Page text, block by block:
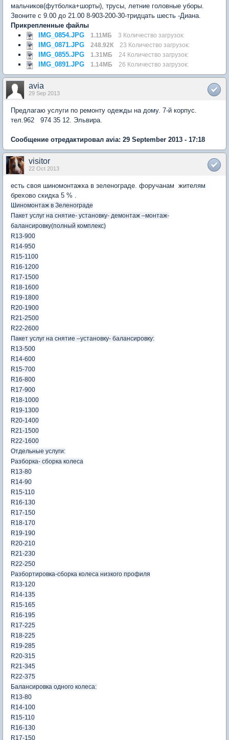
мальчиков(футболка+шорты), трусы, летние головные уборы.
Звоните с 9.00 до 21.00 8-903-200-30-тридцать шесть -Диана.
Прикрепленные файлы
IMG_0854.JPG
1.11МБ 3 Количество загрузок:
IMG_0871.JPG 248.92К 23 Количество загрузок:
IMG_0855.JPG 1.31МБ 24 Количество загрузок:
IMG_0891.JPG 1.14МБ 26 Количество загрузок:
avia
29 Sep 2013
Предлагаю услуги по ремонту одежды на дому. 7-й корпус.
тел.962 974 35 12. Эльвира.
Сообщение отредактировал avia: 29 September 2013 - 17:18
visitor
22 Oct 2013
есть своя шиномонтажка в зеленограде. форучанам жителям
брехово скидка 5 % .
Шиномонтаж в Зеленограде
Пакет услуг на снятие- установку- демонтаж –монтаж-
балансировку(полный комплекс)
R13-900
R14-950
R15-1100
R16-1200
R17-1500
R18-1600
R19-1800
R20-1900
R21-2500
R22-2600
Пакет услуг на снятие –установку- балансировку:
R13-500
R14-600
R15-700
R16-800
R17-900
R18-1000
R19-1300
R20-1400
R21-1500
R22-1600
Отдельные услуги:
Разборка- сборка колеса
R13-80
R14-90
R15-110
R16-130
R17-150
R18-170
R19-190
R20-210
R21-230
R22-250
Разбортировка-сборка колеса низкого профиля
R13-120
R14-135
R15-165
R16-195
R17-225
R18-225
R19-285
R20-315
R21-345
R22-375
Балансировка одного колеса:
R13-80
R14-100
R15-110
R16-130
R17-150